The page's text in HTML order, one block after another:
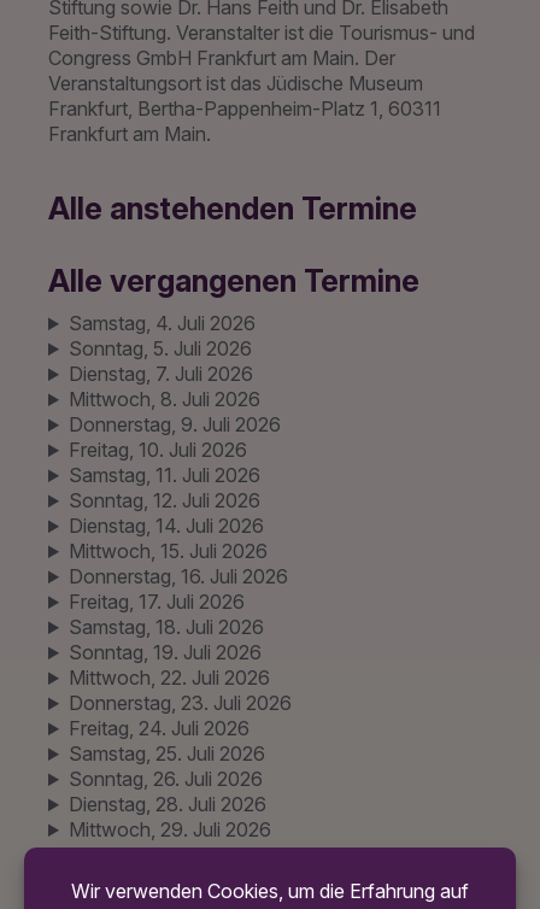
Stiftung sowie Dr. Hans Feith und Dr. Elisabeth
Feith-Stiftung. Veranstalter ist die Tourismus- und
Congress GmbH Frankfurt am Main. Der
Veranstaltungsort ist das Jüdische Museum
Frankfurt, Bertha-Pappenheim-Platz 1, 60311
Frankfurt am Main.
Alle anstehenden Termine
Alle vergangenen Termine
Samstag, 4. Juli 2026
Sonntag, 5. Juli 2026
Dienstag, 7. Juli 2026
Mittwoch, 8. Juli 2026
Donnerstag, 9. Juli 2026
Freitag, 10. Juli 2026
Samstag, 11. Juli 2026
Sonntag, 12. Juli 2026
Dienstag, 14. Juli 2026
Mittwoch, 15. Juli 2026
Donnerstag, 16. Juli 2026
Freitag, 17. Juli 2026
Samstag, 18. Juli 2026
Sonntag, 19. Juli 2026
Mittwoch, 22. Juli 2026
Donnerstag, 23. Juli 2026
Freitag, 24. Juli 2026
Samstag, 25. Juli 2026
Sonntag, 26. Juli 2026
Dienstag, 28. Juli 2026
Mittwoch, 29. Juli 2026
Mittwoch, 29. Juli 2026
Donnerstag, 30. Juli 2026